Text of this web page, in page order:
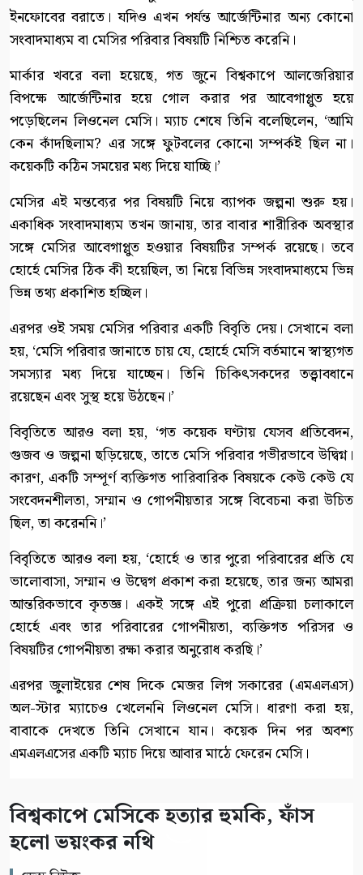
ইনফোবের বরাতে। যদিও এখন পর্যন্ত আর্জেন্টিনার অন্য কোনো
সংবাদমাধ্যম বা মেসির পরিবার বিষয়টি নিশ্চিত করেনি।
মার্কার খবরে বলা হয়েছে, গত জুনে বিশ্বকাপে আলজেরিয়ার
বিপক্ষে আর্জেন্টিনার হয়ে গোল করার পর আবেগাপ্লুত হয়ে
পড়েছিলেন লিওনেল মেসি। ম্যাচ শেষে তিনি বলেছিলেন, ‘আমি
কেন কাঁদছিলাম? এর সঙ্গে ফুটবলের কোনো সম্পর্কই ছিল না।
কয়েকটি কঠিন সময়ের মধ্য দিয়ে যাচ্ছি।’
মেসির এই মন্তব্যের পর বিষয়টি নিয়ে ব্যাপক জল্পনা শুরু হয়।
একাধিক সংবাদমাধ্যম তখন জানায়, তার বাবার শারীরিক অবস্থার
সঙ্গে মেসির আবেগাপ্লুত হওয়ার বিষয়টির সম্পর্ক রয়েছে। তবে
হোর্হে মেসির ঠিক কী হয়েছিল, তা নিয়ে বিভিন্ন সংবাদমাধ্যমে ভিন্ন
ভিন্ন তথ্য প্রকাশিত হচ্ছিল।
এরপর ওই সময় মেসির পরিবার একটি বিবৃতি দেয়। সেখানে বলা
হয়, ‘মেসি পরিবার জানাতে চায় যে, হোর্হে মেসি বর্তমানে স্বাস্থ্যগত
সমস্যার মধ্য দিয়ে যাচ্ছেন। তিনি চিকিৎসকদের তত্ত্বাবধানে
রয়েছেন এবং সুস্থ হয়ে উঠছেন।’
বিবৃতিতে আরও বলা হয়, ‘গত কয়েক ঘণ্টায় যেসব প্রতিবেদন,
গুজব ও জল্পনা ছড়িয়েছে, তাতে মেসি পরিবার গভীরভাবে উদ্বিগ্ন।
কারণ, একটি সম্পূর্ণ ব্যক্তিগত পারিবারিক বিষয়কে কেউ কেউ যে
সংবেদনশীলতা, সম্মান ও গোপনীয়তার সঙ্গে বিবেচনা করা উচিত
ছিল, তা করেননি।’
বিবৃতিতে আরও বলা হয়, ‘হোর্হে ও তার পুরো পরিবারের প্রতি যে
ভালোবাসা, সম্মান ও উদ্বেগ প্রকাশ করা হয়েছে, তার জন্য আমরা
আন্তরিকভাবে কৃতজ্ঞ। একই সঙ্গে এই পুরো প্রক্রিয়া চলাকালে
হোর্হে এবং তার পরিবারের গোপনীয়তা, ব্যক্তিগত পরিসর ও
বিষয়টির গোপনীয়তা রক্ষা করার অনুরোধ করছি।’
এরপর জুলাইয়ের শেষ দিকে মেজর লিগ সকারের (এমএলএস)
অল-স্টার ম্যাচেও খেলেননি লিওনেল মেসি। ধারণা করা হয়,
বাবাকে দেখতে তিনি সেখানে যান। কয়েক দিন পর অবশ্য
এমএলএসের একটি ম্যাচ দিয়ে আবার মাঠে ফেরেন মেসি।
বিশ্বকাপে মেসিকে হত্যার হুমকি, ফাঁস
হলো ভয়ংকর নথি